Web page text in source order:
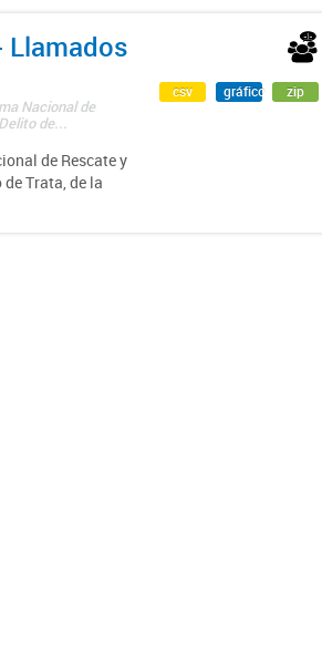
Llamados
Nacional de
de...
de Rescate y
Trata, de la
csv gráfico zip